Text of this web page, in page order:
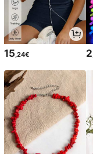
15,24€ 2